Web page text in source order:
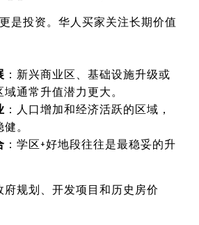
是投资。华人买家关注长期价值
：新兴商业区、基础设施升级或
通常升值潜力更大。
：人口增加和经济活跃的区域，
。
：学区+好地段往往是最稳妥的升
府规划、开发项目和历史房价